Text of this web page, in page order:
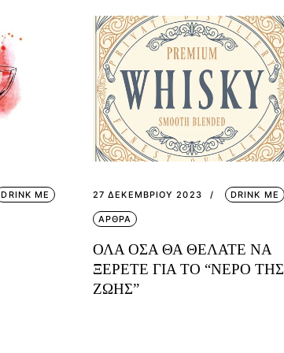
DRINK ME 27 ΔΕΚΕΜΒΡΊΟΥ 2023 DRINK ME
ΑΡΘΡΑ
ΟΛΑ ΟΣΑ ΘΑ ΘΕΛΑΤΕ ΝΑ
ΞΕΡΕΤΕ ΓΙΑ ΤΟ “ΝΕΡΟ ΤΗΣ
ΖΩΗΣ”